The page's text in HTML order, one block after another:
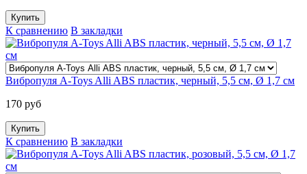
К сравнению В закладки
Вибропуля A-Toys Alli ABS пластик, черный, 5,5 см, Ø 1,7 см
170 руб
К сравнению В закладки